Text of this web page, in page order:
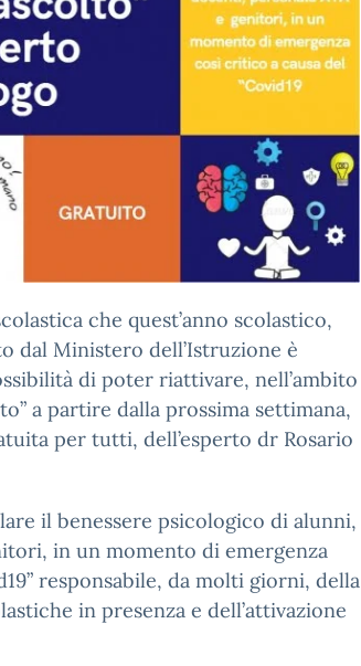
che quest’anno scolastico,
dal Ministero dell’Istruzione è
di poter riattivare, nell’ambito
a partire dalla prossima settimana,
per tutti, dell’esperto dr Rosario
il benessere psicologico di alunni,
in un momento di emergenza
responsabile, da molti giorni, della
in presenza e dell’attivazione